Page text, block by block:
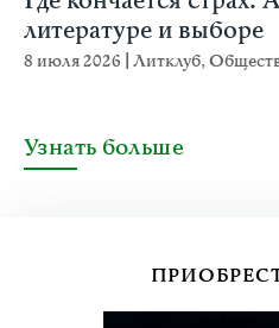
литературе и выборе
8 июля 2026 Литклуб,
Узнать больше